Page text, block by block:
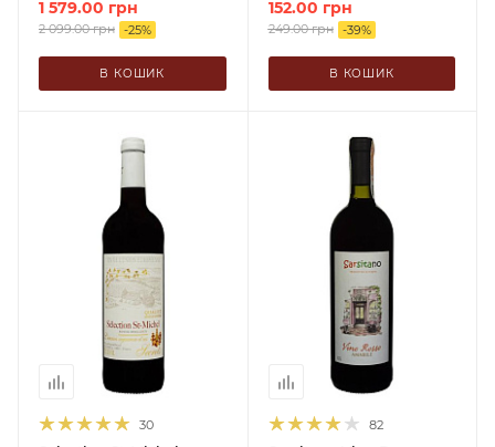
1 579.00 грн
2 099.00грн -25%
В КОШИК
152.00 грн
249.00грн -39%
В КОШИК
30 82